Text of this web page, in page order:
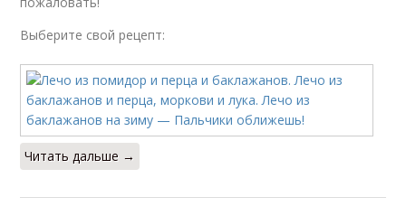
Выберите свой рецепт:
Читать дальше →